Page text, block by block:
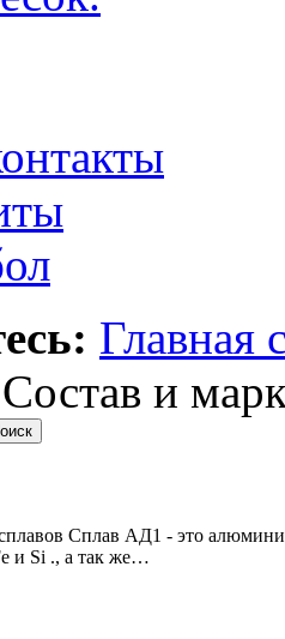
Главная
Состав и
Сплав АД1 - это
и Si ., а так же…